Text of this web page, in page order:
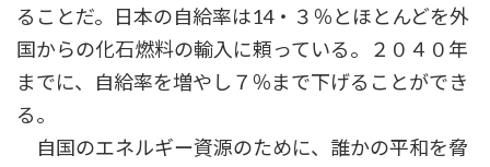
ることだ。日本の自給率は14・３％とほとんどを外
国からの化石燃料の輸入に頼っている。２０４０年
までに、自給率を増やし７％まで下げることができ
る。
自国のエネルギー資源のために、誰かの平和を脅